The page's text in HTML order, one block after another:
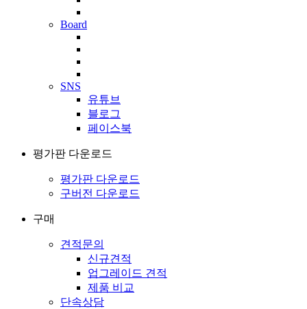
Board
SNS
유튜브
블로그
페이스북
평가판 다운로드
평가판 다운로드
구버전 다운로드
구매
견적문의
신규견적
업그레이드 견적
제품 비교
단속상담